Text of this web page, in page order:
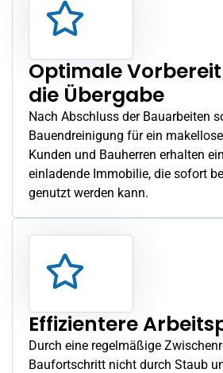
Optimale
die Übergabe
Nach Abschluss der Bauarbeiten
Bauendreinigung für ein
Kunden und Bauherren erhalten
einladende Immobilie, die sofort
genutzt werden kann.
Effizientere
Durch eine regelmäßige
Baufortschritt nicht durch Staub